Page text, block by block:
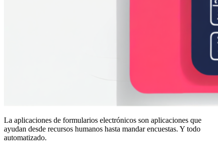
La aplicaciones de formularios electrónicos son aplicaciones que
ayudan desde recursos humanos hasta mandar encuestas. Y todo
automatizado.